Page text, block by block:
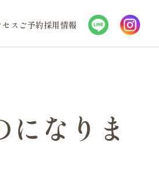
セス ご予約採用情報
なりま